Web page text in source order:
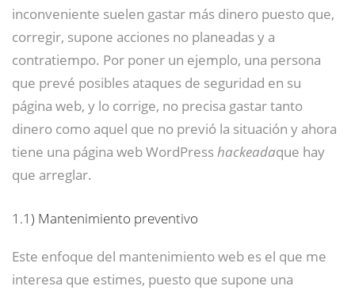
inconveniente suelen gastar más dinero puesto que,
corregir, supone acciones no planeadas y a
contratiempo. Por poner un ejemplo, una persona
que prevé posibles ataques de seguridad en su
página web, y lo corrige, no precisa gastar tanto
dinero como aquel que no previó la situación y ahora
tiene una página web WordPresshackeadaque hay
que arreglar.
1.1) Mantenimiento preventivo
Este enfoque del mantenimiento web es el que me
interesa que estimes, puesto que supone una